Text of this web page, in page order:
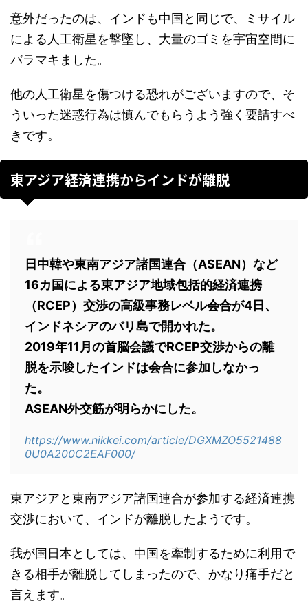
意外だったのは、インドも中国と同じで、ミサイル
による人工衛星を撃墜し、大量のゴミを宇宙空間に
バラマキました。
他の人工衛星を傷つける恐れがございますので、そ
ういった迷惑行為は慎んでもらうよう強く要請すべ
きです。
東アジア経済連携からインドが離脱
日中韓や東南アジア諸国連合（ASEAN）など
16カ国による東アジア地域包括的経済連携
（RCEP）交渉の高級事務レベル会合が4日、
インドネシアのバリ島で開かれた。
2019年11月の首脳会議でRCEP交渉からの離
脱を示唆したインドは会合に参加しなかっ
た。
ASEAN外交筋が明らかにした。
https://www.nikkei.com/article/DGXMZO5521488
0U0A200C2EAF000/
東アジアと東南アジア諸国連合が参加する経済連携
交渉において、インドが離脱したようです。
我が国日本としては、中国を牽制するために利用で
きる相手が離脱してしまったので、かなり痛手だと
言えます。